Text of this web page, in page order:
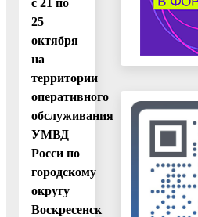
25
октября
на
территории
оперативного
обслуживания
УМВД
Росси по
городскому
округу
Воскресенск